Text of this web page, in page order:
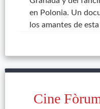
en Polonia. Un
los amantes de
Cine